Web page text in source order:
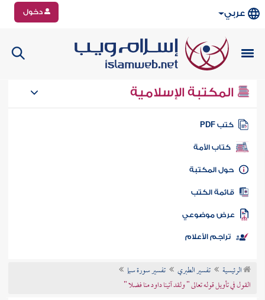
عربي دخول
المكتبة الإسلامية
كتب PDF
كتاب الأمة
المكتبة
الكتب
موضوعي
تراجم الأعلام
الرئيسية تفسير الطبري
تفسير سورة سبإ
القول في تأويل قوله تعالى " ولقد آتينا داود منا فضلا "